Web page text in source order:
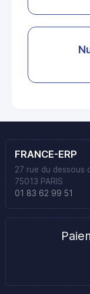
FRANCE-ERP
27 rue du dessous
75013 PARIS
01 83 62 99 51